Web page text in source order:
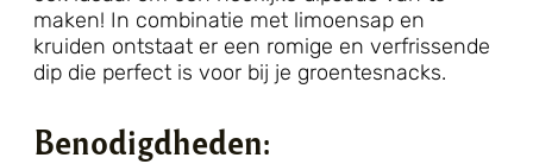
maken! In combinatie met limoensap en
kruiden ontstaat er een romige en verfrissende
dip die perfect is voor bij je groentesnacks.
Benodigdheden: